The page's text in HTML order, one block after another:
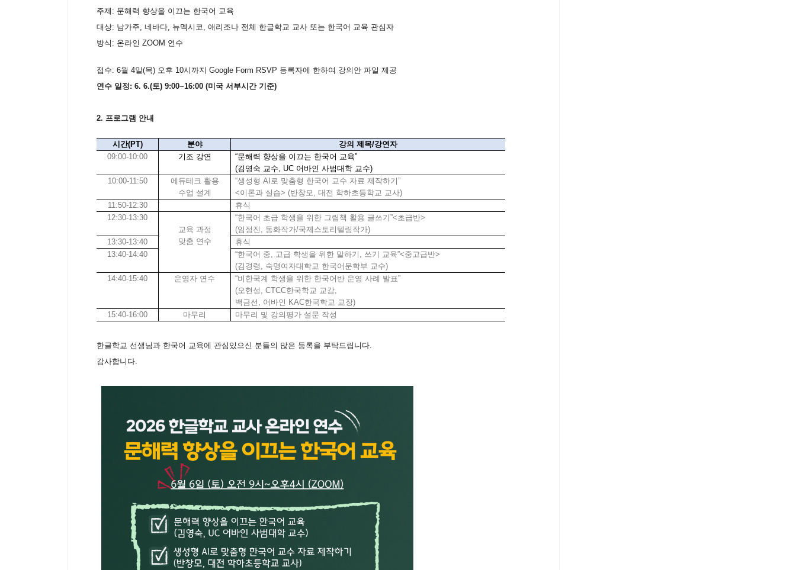
주제 : 문해력 향상을 이끄는 한국어 교육
대상: 남가주, 네바다, 뉴멕시코, 애리조나 전체 한글학교 교사 또는 한국어 교육 관심자
방식 : 온라인 ZOOM 연수
접수: 6월 4일(목) 오후 10시까지 Google Form RSVP 등록자에 한하여 강의안 파일 제공
연수 일정: 6. 6.(토) 9:00~16:00 (미국 서부시간 기준)
2. 프로그램 안내
시간(PT) 분야 강의 제목/강연자
09:00-10:00
기조 강연 “문해력 향상을 이끄는 한국어 교육”
(김영숙 교수, UC 어바인 사범대학 교수)
10:00-11:50
에듀테크 활용
수업 설계
“생성형 AI 로 맞춤형 한국어 교수 자료 제작하기”
<이론과 실습> (반창모,대전 학하초등학교 교사)
11:50-12:30
휴식
12:30-13:30
교육 과정
맞춤 연수
“한국어 초급 학생을 위한 그림책 활용 글쓰기”<초급반>
(임정진 , 동화작가/국제스토리텔링작가)
13:30-13:40
휴식
13:40-14:40
“한국어 중, 고급 학생을 위한 말하기 , 쓰기 교육”<중고급반>
(김경령 , 숙명여자대학교 한국어문학부 교수)
14:40-15:40
운영자 연수 “비한국계 학생을 위한 한국어반 운영 사례 발표”
(오현성 , CTCC한국학교 교감,
백금선 , 어바인 KAC한국학교 교장)
15:40-16:00
마무리 마무리 및 강의평가 설문 작성
한글학교 선생님과 한국어 교육에 관심있으신 분들의 많은 등록을 부탁드립니다.
감사합니다.